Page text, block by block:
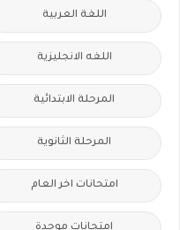
اللغة العربية
اللغه الانجليزية
المرحلة الابتدائية
المرحلة الثانوية
امتحانات اخر العام
امتحانات موحدة